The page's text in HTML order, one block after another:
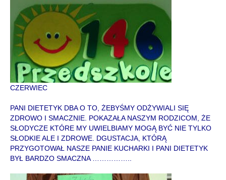
CZERWIEC
PANI DIETETYK DBA O TO, ŻEBYŚMY ODŻYWIALI SIĘ
ZDROWO I SMACZNIE. POKAZAŁA NASZYM RODZICOM, ŻE
SŁODYCZE KTÓRE MY UWIELBIAMY MOGĄ BYĆ NIE TYLKO
SŁODKIE ALE I ZDROWE. DGUSTACJA, KTÓRĄ
PRZYGOTOWAŁ NASZE PANIE KUCHARKI I PANI DIETETYK
BYŁ BARDZO SMACZNA ……………..